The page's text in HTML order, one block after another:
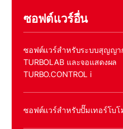
ซอฟต์แวร์อื่น
ซอฟต์แวร์สําหรับระบบสุญญา
TURBOLAB และจอแสดงผล
TURBO.CONTROL i
ซอฟต์แวร์สําหรับปั๊มเทอร์โบโ